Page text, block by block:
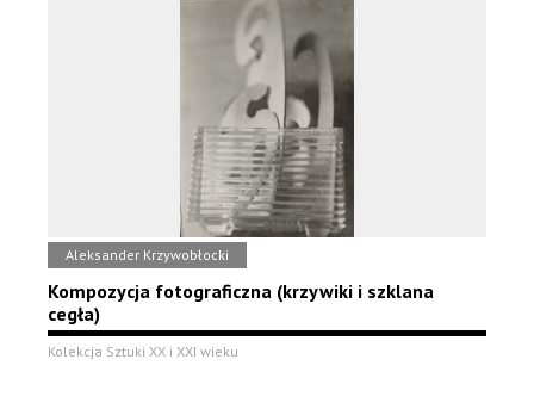
Aleksander Krzywobłocki
Kompozycja fotograficzna (krzywiki i szklana
cegła)
Kolekcja Sztuki XX i XXI wieku